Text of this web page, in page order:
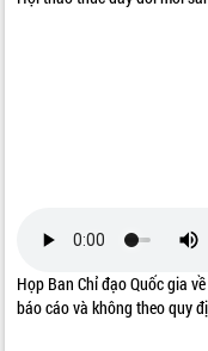
THỐNG KÊ TRUY CẬP
Họp Ban Chỉ đạo Quốc gia
báo cáo và không theo quy